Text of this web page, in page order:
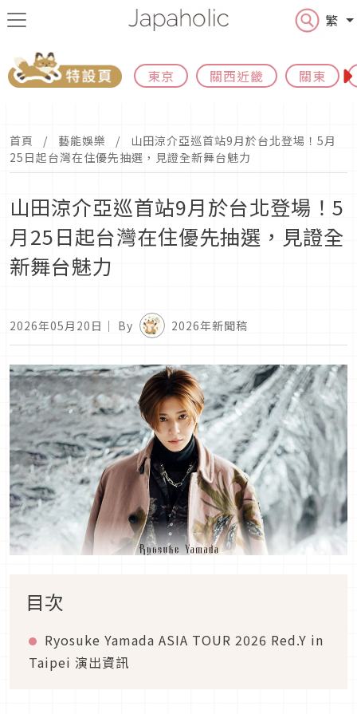
繁
東京 關西近畿 關東
首頁 藝能娛樂
山田涼介亞巡首站9月於台北登場！5月
25日起台灣在住優先抽選，見證全新舞台魅力
山田涼介亞巡首站9月於台北登場！5
月25日起台灣在住優先抽選，見證全
新舞台魅力
2026年05月20日 ｜ By 2026年新聞稿
目次
Ryosuke Yamada ASIA TOUR 2026 Red.Y in
Taipei 演出資訊